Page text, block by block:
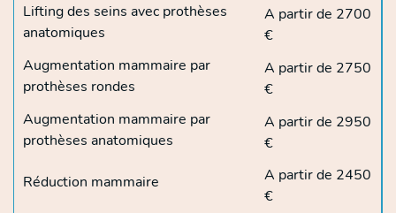
Lifting des seins avec prothèses
anatomiques
A partir de 2700
€
Augmentation mammaire par
prothèses rondes
A partir de 2750
€
Augmentation mammaire par
prothèses anatomiques
A partir de 2950
€
Réduction mammaire
A partir de 2450
€